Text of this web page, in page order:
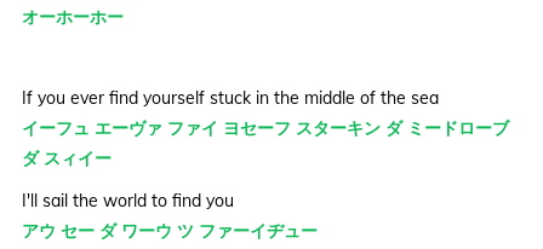
オーホーホー
If you ever find yourself stuck in the middle of the sea
イーフュ エーヴァ ファイ ヨセーフ スターキン ダ ミードローブ
ダ スィイー
I'll sail the world to find you
アウ セー ダ ワーウ ツ ファーイヂュー